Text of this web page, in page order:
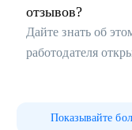
отзывов?
Дайте знать об
работодателя
Показывайте